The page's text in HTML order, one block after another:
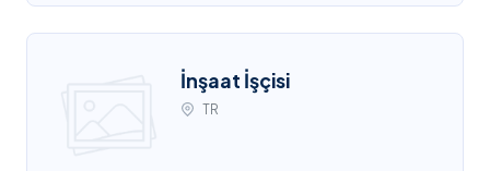
İnşaat İşçisi
TR